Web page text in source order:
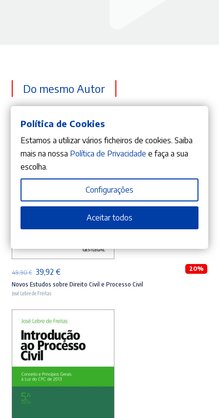
Do mesmo Autor
49,90€ O
preço
original
era:
49,90 €.
39,92 €O
preço
é:
39,92 €.
20%
Novos Estudos sobre Direito Civil e Processo Civil
José Lebre de Freitas
Política de Cookies
Estamos a utilizar vários ficheiros de cookies. Saiba
mais na nossa Política de Privacidade e faça a sua
escolha.
Configurações
Aceitar todos